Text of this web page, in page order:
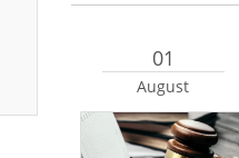
01
August